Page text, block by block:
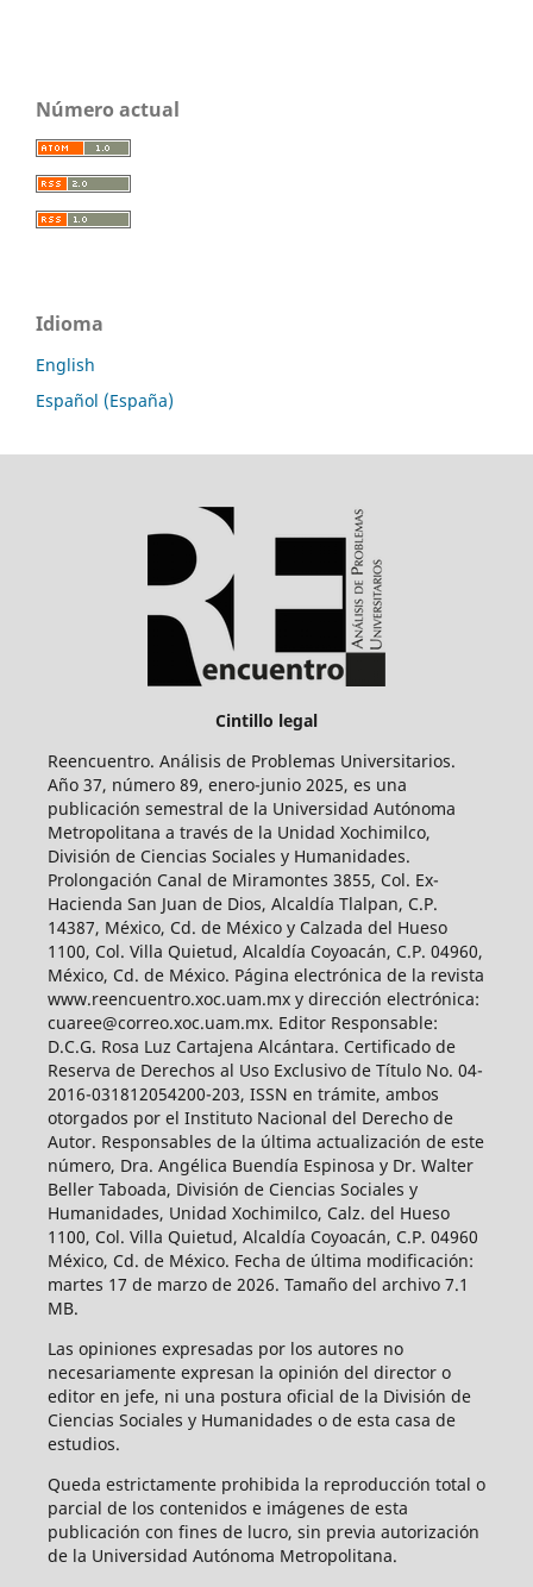
Número actual
Idioma
English
Español (España)
Cintillo legal
Reencuentro. Análisis de Problemas Universitarios.
Año 37, número 89, enero-junio 2025, es una
publicación semestral de la Universidad Autónoma
Metropolitana a través de la Unidad Xochimilco,
División de Ciencias Sociales y Humanidades.
Prolongación Canal de Miramontes 3855, Col. Ex-
Hacienda San Juan de Dios, Alcaldía Tlalpan, C.P.
14387, México, Cd. de México y Calzada del Hueso
1100, Col. Villa Quietud, Alcaldía Coyoacán, C.P. 04960,
México, Cd. de México. Página electrónica de la revista
www.reencuentro.xoc.uam.mx y dirección electrónica:
cuaree@correo.xoc.uam.mx. Editor Responsable:
D.C.G. Rosa Luz Cartajena Alcántara. Certificado de
Reserva de Derechos al Uso Exclusivo de Título No. 04-
2016-031812054200-203, ISSN en trámite, ambos
otorgados por el Instituto Nacional del Derecho de
Autor. Responsables de la última actualización de este
número, Dra. Angélica Buendía Espinosa y Dr. Walter
Beller Taboada, División de Ciencias Sociales y
Humanidades, Unidad Xochimilco, Calz. del Hueso
1100, Col. Villa Quietud, Alcaldía Coyoacán, C.P. 04960
México, Cd. de México. Fecha de última modificación:
martes 17 de marzo de 2026. Tamaño del archivo 7.1
MB.
Las opiniones expresadas por los autores no
necesariamente expresan la opinión del director o
editor en jefe, ni una postura oficial de la División de
Ciencias Sociales y Humanidades o de esta casa de
estudios.
Queda estrictamente prohibida la reproducción total o
parcial de los contenidos e imágenes de esta
publicación con fines de lucro, sin previa autorización
de la Universidad Autónoma Metropolitana.